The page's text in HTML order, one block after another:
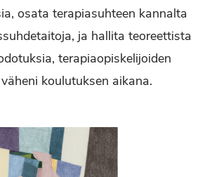
osata terapiasuhteen kannalta
ja hallita teoreettista
terapiaopiskelijoiden
koulutuksen aikana.